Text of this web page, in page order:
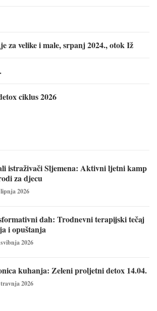
za velike i male, srpanj 2024., otok Iž
ciklus 2026
istraživači Sljemena: Aktivni ljetni kamp
za djecu
lipnja 2026
dah: Trodnevni terapijski tečaj
i opuštanja
2026
kuhanja: Zeleni proljetni detox 14.04.
travnja 2026